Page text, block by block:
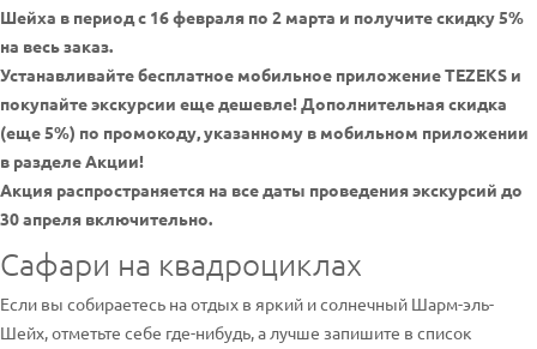
Шейха в период с 16 февраля по 2 марта и получите скидку 5%
на весь заказ.
Устанавливайте бесплатное мобильное приложение TEZEKS и
покупайте экскурсии еще дешевле! Дополнительная скидка
(еще 5%) по промокоду, указанному в мобильном приложении
в разделе Акции!
Акция распространяется на все даты проведения экскурсий до
30 апреля включительно.
Сафари на квадроциклах
Если вы собираетесь на отдых в яркий и солнечный Шарм-эль-
Шейх, отметьте себе где-нибудь, а лучше запишите в список